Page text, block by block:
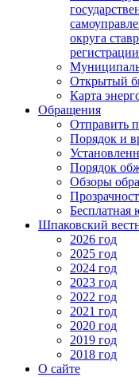
округа
Открытый
Карта
Обращения
Отправить
Порядок и
Порядок
Обзоры
Бесплатная
Шпаковский
2026 год
2025 год
2024 год
2023 год
2022 год
2021 год
2020 год
2019 год
2018 год
О сайте